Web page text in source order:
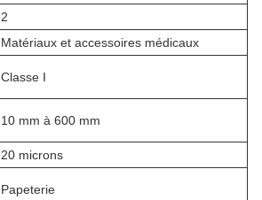
2
Matériaux et accessoires médicaux
Classe I
10 mm à 600 mm
20 microns
Papeterie